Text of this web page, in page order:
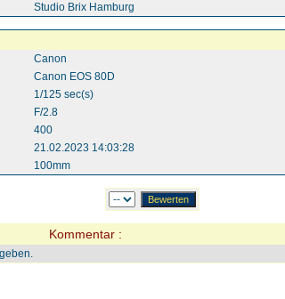
Studio Brix Hamburg
Canon
Canon EOS 80D
1/125 sec(s)
F/2.8
400
21.02.2023 14:03:28
100mm
Kommentar :